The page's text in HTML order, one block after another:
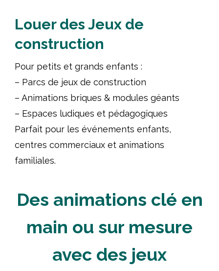
Louer des Jeux de
construction
Pour petits et grands enfants :
– Parcs de jeux de construction
– Animations briques & modules géants
– Espaces ludiques et pédagogiques
Parfait pour les événements enfants,
centres commerciaux et animations
familiales.
Des animations clé en
main ou sur mesure
avec des jeux